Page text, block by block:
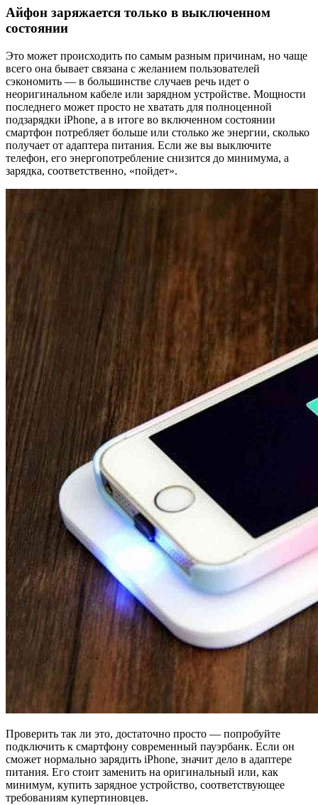
Айфон заряжается только в выключенном
состоянии
Это может происходить по самым разным причинам, но чаще
всего она бывает связана с желанием пользователей
сэкономить — в большинстве случаев речь идет о
неоригинальном кабеле или зарядном устройстве. Мощности
последнего может просто не хватать для полноценной
подзарядки iPhone, а в итоге во включенном состоянии
смартфон потребляет больше или столько же энергии, сколько
получает от адаптера питания. Если же вы выключите
телефон, его энергопотребление снизится до минимума, а
зарядка, соответственно, «пойдет».
Проверить так ли это, достаточно просто — попробуйте
подключить к смартфону современный пауэрбанк. Если он
сможет нормально зарядить iPhone, значит дело в адаптере
питания. Его стоит заменить на оригинальный или, как
минимум, купить зарядное устройство, соответствующее
требованиям купертиновцев.